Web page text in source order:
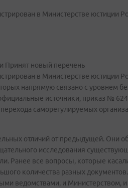
в Министерстве юстиции
Принят новый перечень
в Министерстве юстиции
напрямую связано с уровнем
источники, приказ № 624
саморегулируемых
отличий от предыдущей. Они
исследования
Ранее все вопросы, которые
количества разных
ведомствами, и Министерством,